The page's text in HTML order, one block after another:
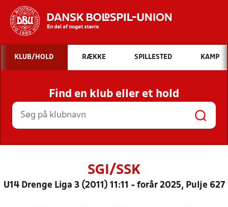
Hvad vil du søge efter?
INDHOLD OG NYHEDER
STILLINGER, RESULTATER, KLUBBER OG
HOLD
KLUB/HOLD RÆKKE SPILLESTED KAMP
Find en klub eller et hold
SGI/SSK
U14 Drenge Liga 3 (2011) 11:11 - forår 2025, Pulje 627